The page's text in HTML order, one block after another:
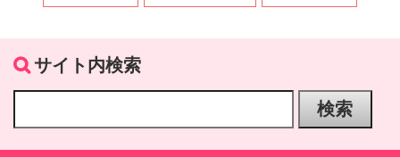
サイト内検索